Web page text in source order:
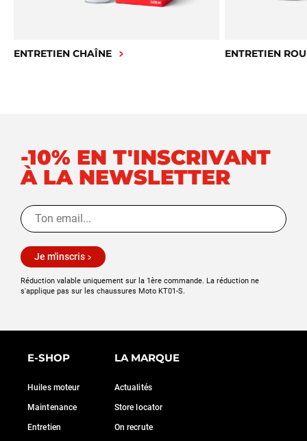
ENTRETIEN CHAÎNE ENTRETIEN
-10% EN T'INSCRIVANT
À LA NEWSLETTER
Je m'inscris
Réduction valable uniquement sur la 1ère commande. La réduction ne
s'applique pas sur les chaussures Moto KT01-S.
E-SHOP
Huiles moteur
Maintenance
Entretien
LA MARQUE
Actualités
Store locator
On recrute